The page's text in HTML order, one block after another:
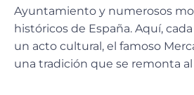
Ayuntamiento y numerosos
históricos de España. Aquí,
un acto cultural, el famoso
una tradición que se remonta al